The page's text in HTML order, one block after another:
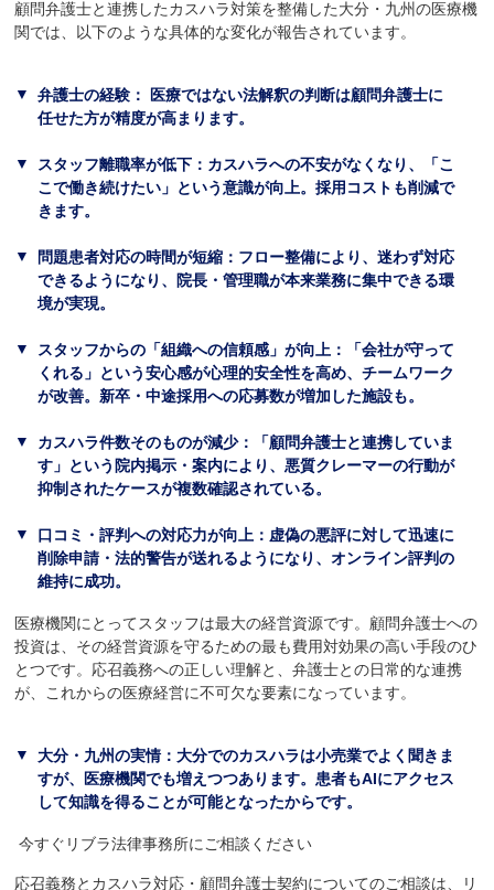
顧問弁護士と連携したカスハラ対策を整備した大分・九州の医療機
関では、以下のような具体的な変化が報告されています。
弁護士の経験： 医療ではない法解釈の判断は顧問弁護士に
任せた方が精度が高まります。
スタッフ離職率が低下：カスハラへの不安がなくなり、「こ
こで働き続けたい」という意識が向上。採用コストも削減で
きます。
問題患者対応の時間が短縮：フロー整備により、迷わず対応
できるようになり、院長・管理職が本来業務に集中できる環
境が実現。
スタッフからの「組織への信頼感」が向上：「会社が守って
くれる」という安心感が心理的安全性を高め、チームワーク
が改善。新卒・中途採用への応募数が増加した施設も。
カスハラ件数そのものが減少：「顧問弁護士と連携していま
す」という院内掲示・案内により、悪質クレーマーの行動が
抑制されたケースが複数確認されている。
口コミ・評判への対応力が向上：虚偽の悪評に対して迅速に
削除申請・法的警告が送れるようになり、オンライン評判の
維持に成功。
医療機関にとってスタッフは最大の経営資源です。顧問弁護士への
投資は、その経営資源を守るための最も費用対効果の高い手段のひ
とつです。応召義務への正しい理解と、弁護士との日常的な連携
が、これからの医療経営に不可欠な要素になっています。
大分・九州の実情：大分でのカスハラは小売業でよく聞きま
すが、医療機関でも増えつつあります。患者もAIにアクセス
して知識を得ることが可能となったからです。
今すぐリブラ法律事務所にご相談ください
応召義務とカスハラ対応・顧問弁護士契約についてのご相談は、リ